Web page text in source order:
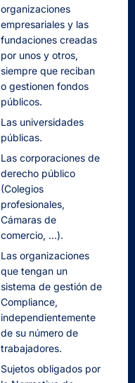
organizaciones
empresariales y las
fundaciones creadas
por unos y otros,
siempre que reciban
o gestionen fondos
públicos.
Las universidades
públicas.
Las corporaciones de
derecho público
(Colegios
profesionales,
Cámaras de
comercio, …).
Las organizaciones
que tengan un
sistema de gestión de
Compliance,
independientemente
de su número de
trabajadores.
Sujetos obligados por